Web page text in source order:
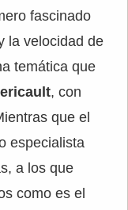
fascinado
la velocidad de
temática que
, con
que el
especialista
a los que
como es el